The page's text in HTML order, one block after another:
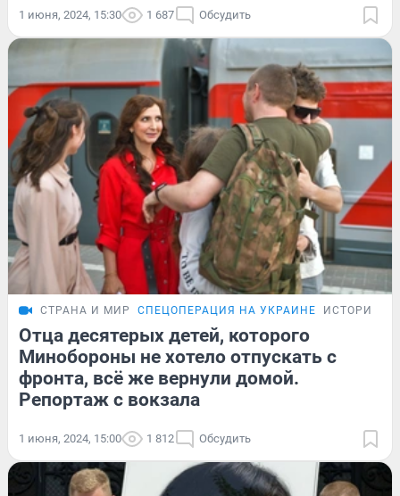
1 июня, 2024, 15:30 1 687 Обсудить
СТРАНА И МИР СПЕЦОПЕРАЦИЯ НА УКРАИНЕ ИСТОРИИ
Отца десятерых детей, которого
Минобороны не хотело отпускать с
фронта, всё же вернули домой.
Репортаж с вокзала
1 июня, 2024, 15:00 1 812 Обсудить